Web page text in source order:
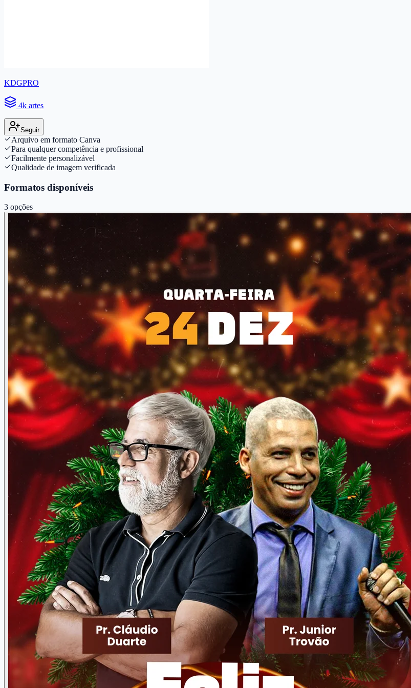
KDGPRO
4k artes
Seguir
Arquivo em formato Canva
Para qualquer competência e profissional
Facilmente personalizável
Qualidade de imagem verificada
Formatos disponíveis
3 opções